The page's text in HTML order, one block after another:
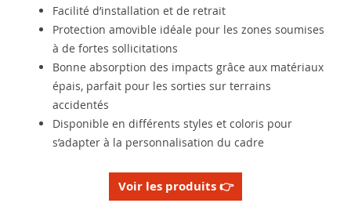
Facilité d’installation et de retrait
Protection amovible idéale pour les zones soumises
à de fortes sollicitations
Bonne absorption des impacts grâce aux matériaux
épais, parfait pour les sorties sur terrains
accidentés
Disponible en différents styles et coloris pour
s’adapter à la personnalisation du cadre
Voir les produits 👉